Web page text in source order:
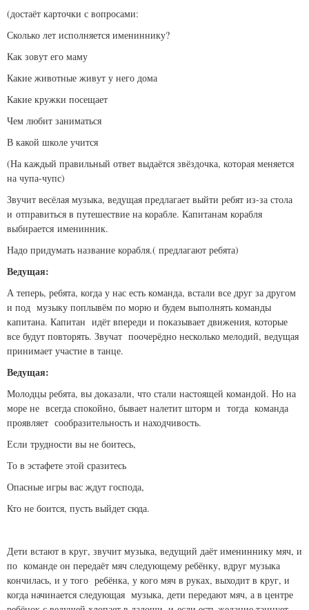
(достаёт карточки с вопросами:
Сколько лет исполняется имениннику?
Как зовут его маму
Какие животные живут у него дома
Какие кружки посещает
Чем любит заниматься
В какой школе учится
(На каждый правильный ответ выдаётся звёздочка, которая меняется
на чупа-чупс)
Звучит весёлая музыка, ведущая предлагает выйти ребят из-за стола
и отправиться в путешествие на корабле. Капитанам корабля
выбирается именинник.
Надо придумать название корабля.( предлагают ребята)
Ведущая:
А теперь, ребята, когда у нас есть команда, встали все друг за другом
и под музыку поплывём по морю и будем выполнять команды
капитана. Капитан идёт впереди и показывает движения, которые
все будут повторять. Звучат поочерёдно несколько мелодий, ведущая
принимает участие в танце.
Ведущая:
Молодцы ребята, вы доказали, что стали настоящей командой. Но на
море не всегда спокойно, бывает налетит шторм и тогда команда
проявляет сообразительность и находчивость.
Если трудности вы не боитесь,
То в эстафете этой сразитесь
Опасные игры вас ждут господа,
Кто не боится, пусть выйдет сюда.
Дети встают в круг, звучит музыка, ведущий даёт имениннику мяч, и
по команде он передаёт мяч следующему ребёнку, вдруг музыка
кончилась, и у того ребёнка, у кого мяч в руках, выходит в круг, и
когда начинается следующая музыка, дети передают мяч, а в центре